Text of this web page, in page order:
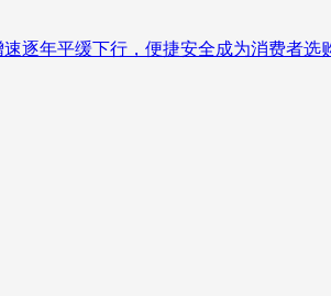
逐年平缓下行，便捷安全成为消费者选